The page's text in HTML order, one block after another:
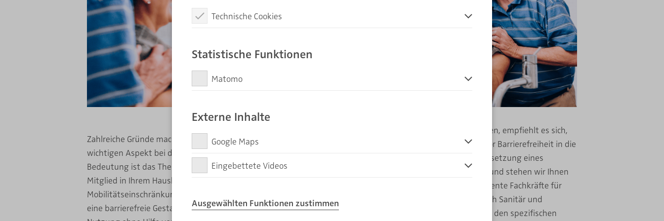
Technische Cookies
Statistische Funktionen
Matomo
Externe Inhalte
Google Maps
Diese Zustimmung erlaubt Ihnen die Nutzung einer Anfahrtskarte.
Eingebettete Videos
Ausgewählten Funktionen zustimmen
Zahlreiche Gründe machen die Barrierefreiheit zu einem
wichtigen Aspekt bei der Badgestaltung. Von unmittelbarer
Bedeutung ist das Thema, wenn Sie oder ein anderes
Mitglied in Ihrem Haushalt bereits von
Mobilitätseinschränkungen betroffen sind. In diesem Fall ist
eine barrierefreie Gestaltung unverzichtbar, um die tägliche
planen, empfiehlt es sich,
auch ohne konkreten Anlass den Faktor Barrierefreiheit in die
Gestaltung einzubeziehen. Für die Umsetzung eines
barrierefreien Bades in und um Dortmund stehen wir Ihnen
mit langjähriger Erfahrung als kompetente Fachkräfte für
maßgeschneiderte Lösungen im Bereich Sanitär und
Baddesign zur Verfügung. Wir sind mit den spezifischen